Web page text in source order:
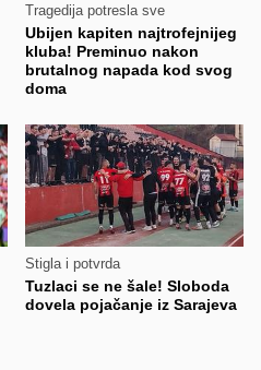
Tragedija potresla sve
Ubijen kapiten najtrofejnijeg
kluba! Preminuo nakon
brutalnog napada kod svog
doma
Stigla i potvrda
Tuzlaci se ne šale! Sloboda
dovela pojačanje iz Sarajeva